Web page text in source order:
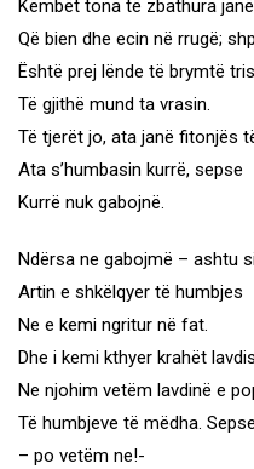
Këmbët tona të zbathura
Që bien dhe ecin në rrugë;
Është prej lënde të brymtë
Të gjithë mund ta vrasin.
Të tjerët jo, ata janë fitonjës
Ata s’humbasin kurrë, sepse
Kurrë nuk gabojnë.
Ndërsa ne gabojmë – ashtu
Artin e shkëlqyer të humbjes
Ne e kemi ngritur në fat.
Dhe i kemi kthyer krahët
Ne njohim vetëm lavdinë e
Të humbjeve të mëdha.
– po vetëm ne!-